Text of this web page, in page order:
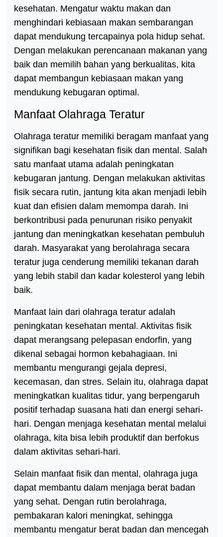
kesehatan. Mengatur waktu makan dan
menghindari kebiasaan makan sembarangan
dapat mendukung tercapainya pola hidup sehat.
Dengan melakukan perencanaan makanan yang
baik dan memilih bahan yang berkualitas, kita
dapat membangun kebiasaan makan yang
mendukung kebugaran optimal.
Manfaat Olahraga Teratur
Olahraga teratur memiliki beragam manfaat yang
signifikan bagi kesehatan fisik dan mental. Salah
satu manfaat utama adalah peningkatan
kebugaran jantung. Dengan melakukan aktivitas
fisik secara rutin, jantung kita akan menjadi lebih
kuat dan efisien dalam memompa darah. Ini
berkontribusi pada penurunan risiko penyakit
jantung dan meningkatkan kesehatan pembuluh
darah. Masyarakat yang berolahraga secara
teratur juga cenderung memiliki tekanan darah
yang lebih stabil dan kadar kolesterol yang lebih
baik.
Manfaat lain dari olahraga teratur adalah
peningkatan kesehatan mental. Aktivitas fisik
dapat merangsang pelepasan endorfin, yang
dikenal sebagai hormon kebahagiaan. Ini
membantu mengurangi gejala depresi,
kecemasan, dan stres. Selain itu, olahraga dapat
meningkatkan kualitas tidur, yang berpengaruh
positif terhadap suasana hati dan energi sehari-
hari. Dengan menjaga kesehatan mental melalui
olahraga, kita bisa lebih produktif dan berfokus
dalam aktivitas sehari-hari.
Selain manfaat fisik dan mental, olahraga juga
dapat membantu dalam menjaga berat badan
yang sehat. Dengan rutin berolahraga,
pembakaran kalori meningkat, sehingga
membantu mengatur berat badan dan mencegah